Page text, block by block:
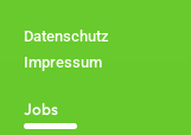
Datenschutz
Impressum
Jobs